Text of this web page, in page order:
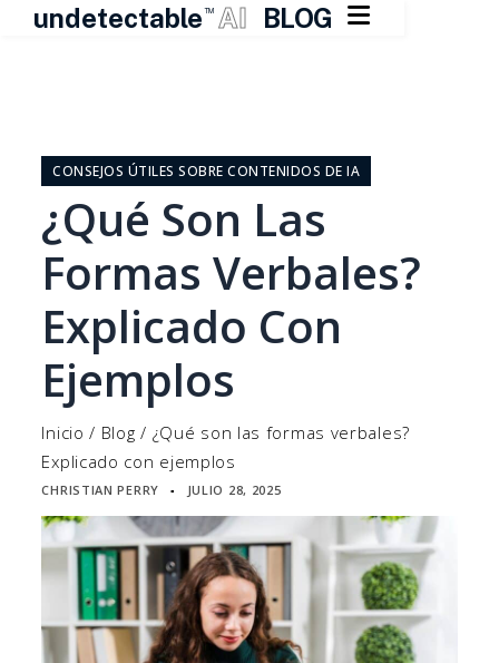
undetectable TM AI BLOG 
contenidoCONSEJOS ÚTILES SOBRE CONTENIDOS DE IA
¿Qué Son Las
Formas Verbales?
Explicado Con
Ejemplos
Inicio / Blog / ¿Qué son las formas verbales?
Explicado con ejemplos
CHRISTIAN PERRY ▪ JULIO 28, 2025